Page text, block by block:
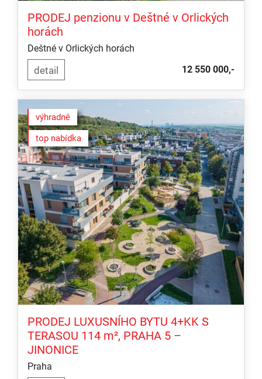
PRODEJ penzionu v Deštné v Orlických
horách
Deštné v Orlických horách
12 550 000,-
výhradně
top nabídka
PRODEJ LUXUSNÍHO BYTU 4+KK S
TERASOU 114 m², PRAHA 5 –
JINONICE
Praha